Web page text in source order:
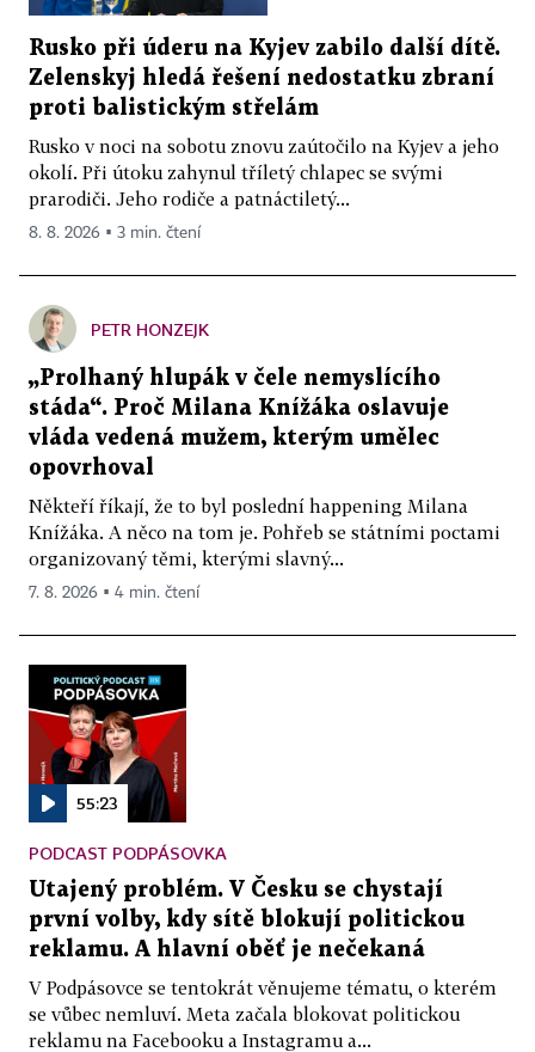
Rusko při úderu na Kyjev zabilo další dítě.
Zelenskyj hledá řešení nedostatku zbraní
proti balistickým střelám
Rusko v noci na sobotu znovu zaútočilo na Kyjev a jeho
okolí. Při útoku zahynul tříletý chlapec se svými
prarodiči. Jeho rodiče a patnáctiletý...
8. 8. 2026 ▪ 3 min. čtení
PETR HONZEJK
„Prolhaný hlupák v čele nemyslícího
stáda“. Proč Milana Knížáka oslavuje
vláda vedená mužem, kterým umělec
opovrhoval
Někteří říkají, že to byl poslední happening Milana
Knížáka. A něco na tom je. Pohřeb se státními poctami
organizovaný těmi, kterými slavný...
7. 8. 2026 ▪ 4 min. čtení
55:23
PODCAST PODPÁSOVKA
Utajený problém. V Česku se chystají
první volby, kdy sítě blokují politickou
reklamu. A hlavní oběť je nečekaná
V Podpásovce se tentokrát věnujeme tématu, o kterém
se vůbec nemluví. Meta začala blokovat politickou
reklamu na Facebooku a Instagramu a...